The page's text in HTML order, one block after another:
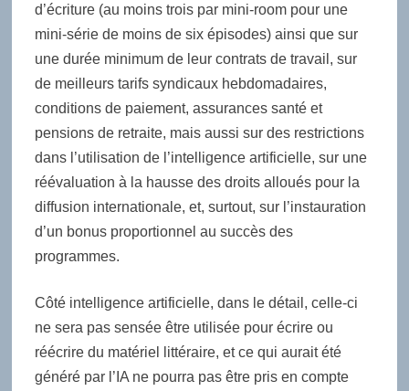
d’écriture (au moins trois par mini-room pour une
mini-série de moins de six épisodes) ainsi que sur
une durée minimum de leur contrats de travail, sur
de meilleurs tarifs syndicaux hebdomadaires,
conditions de paiement, assurances santé et
pensions de retraite, mais aussi sur des restrictions
dans l’utilisation de l’intelligence artificielle, sur une
réévaluation à la hausse des droits alloués pour la
diffusion internationale, et, surtout, sur l’instauration
d’un bonus proportionnel au succès des
programmes.
Côté intelligence artificielle, dans le détail, celle-ci
ne sera pas sensée être utilisée pour écrire ou
réécrire du matériel littéraire, et ce qui aurait été
généré par l’IA ne pourra pas être pris en compte